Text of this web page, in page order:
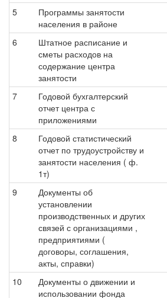
5
Программы занятости
населения в районе
6
Штатное расписание и
сметы расходов на
содержание центра
занятости
7
Годовой бухгалтерский
отчет центра с
приложениями
8
Годовой статистический
отчет по трудоустройству и
занятости населения ( ф.
1т)
9
Документы об
установлении
производственных и других
связей с организациями ,
предприятиями (
договоры, соглашения,
акты, справки)
10
Документы о движении и
использовании фонда